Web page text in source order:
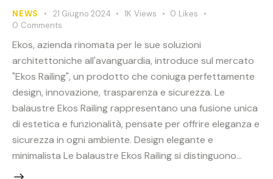
NEWS 21 Giugno 2024 1K Views 0 Likes
0 Comments
Ekos, azienda rinomata per le sue soluzioni
architettoniche all'avanguardia, introduce sul mercato
"Ekos Railing", un prodotto che coniuga perfettamente
design, innovazione, trasparenza e sicurezza. Le
balaustre Ekos Railing rappresentano una fusione unica
di estetica e funzionalità, pensate per offrire eleganza e
sicurezza in ogni ambiente. Design elegante e
minimalista Le balaustre Ekos Railing si distinguono…